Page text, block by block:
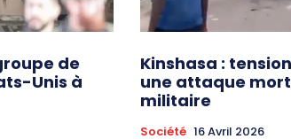
de
Unis à
Kinshasa :
une attaque
militaire
Société 16 Avril 2026